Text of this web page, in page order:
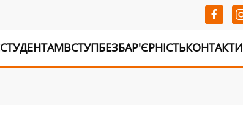
СТУДЕНТАМВСТУПБЕЗБАР'ЄРНІСТЬКОНТАКТИ